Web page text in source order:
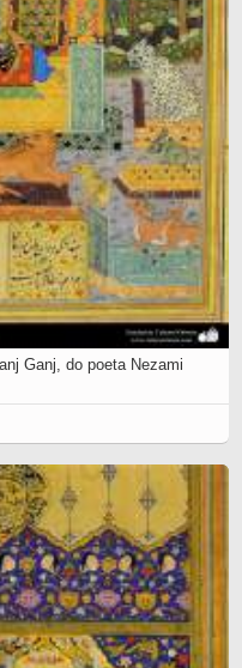
Ganj, do poeta Nezami